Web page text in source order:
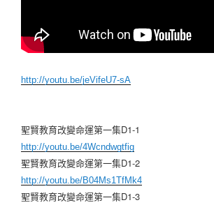
http://youtu.be/jeVifeU7-sA
聖賢教育改變命運第一集D1-1
http://youtu.be/4Wcndwgtfig
聖賢教育改變命運第一集D1-2
http://youtu.be/B04Ms1TfMk4
聖賢教育改變命運第一集D1-3